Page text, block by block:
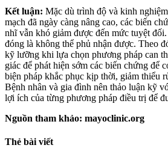
Kết luận: Mặc dù trình độ và kinh
mạch đã ngày càng nâng cao, các biến
nhĩ vẫn khó giảm được đến mức tuyệt
đóng là không thể phủ nhận được. Theo
kỹ lưỡng khi lựa chọn phương pháp can
giác để phát hiện sớm các biến chứng để
biện pháp khắc phục kịp thời, giảm thiểu
Bệnh nhân và gia đình nên thảo luận kỹ
lợi ích của từng phương pháp điều trị để
Nguồn tham khảo: mayoclinic.org
Thẻ bài viết